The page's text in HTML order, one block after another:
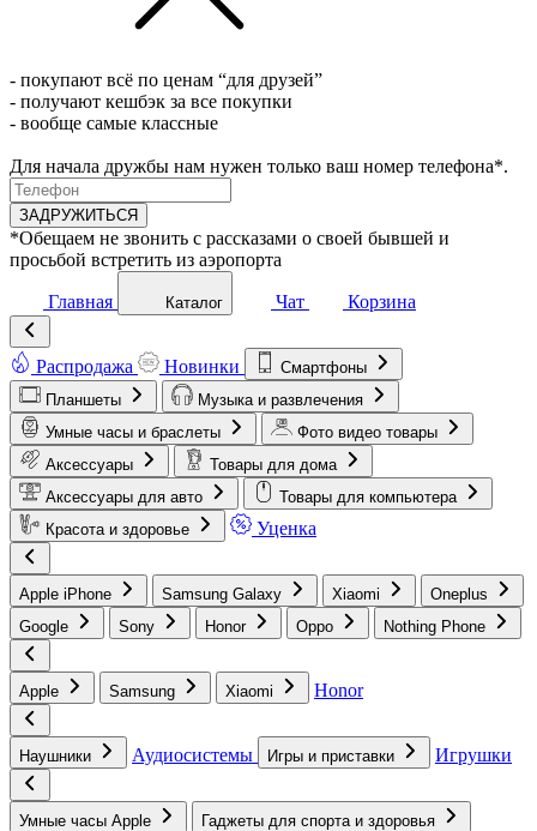
- покупают всё по ценам “для друзей”
- получают кешбэк за все покупки
- вообще самые классные
Для начала дружбы нам нужен только ваш номер телефона*.
ЗАДРУЖИТЬСЯ
*Обещаем не звонить с рассказами о своей бывшей и
просьбой встретить из аэропорта
Главная Каталог Чат Корзина
Распродажа Новинки
Смартфоны
Планшеты
Музыка и развлечения
Умные часы и браслеты
Фото видео товары
Аксессуары
Товары для дома
Аксессуары для авто
Товары для компьютера
Красота и здоровье
Уценка
Apple iPhone Samsung Galaxy Xiaomi
Oneplus
Google
Sony Honor Oppo Nothing Phone
Apple Samsung Xiaomi Honor
Наушники Аудиосистемы Игры и приставки Игрушки
Умные часы Apple Гаджеты для спорта и здоровья